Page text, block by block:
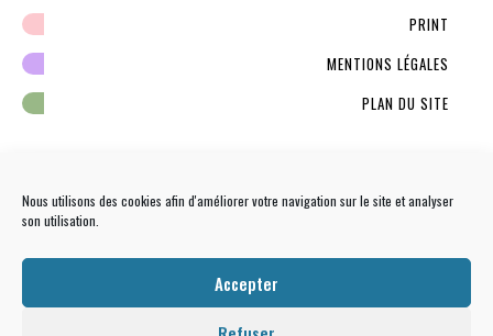
Nous utilisons des cookies afin d'améliorer votre navigation sur le site et analyser
son utilisation.
Accepter
PRINT
MENTIONS LÉGALES
PLAN DU SITE
NEWSLETTER